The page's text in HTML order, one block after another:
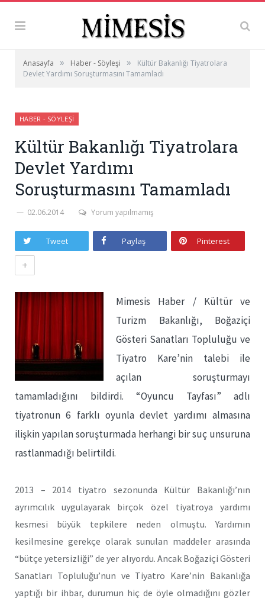
Anasayfa » Haber - Söyleşi »
Kültür Bakanlığı Tiyatrolara
Devlet Yardımı Soruşturmasını Tamamladı
HABER - SÖYLEŞI
Kültür Bakanlığı Tiyatrolara
Devlet Yardımı
Soruşturmasını Tamamladı
02.06.2014 Yorum yapılmamış
Tweet Paylaş Pinterest
+
Mimesis Haber / Kültür ve
Turizm Bakanlığı, Boğaziçi
Gösteri Sanatları Topluluğu ve
Tiyatro Kare’nin talebi ile
açılan soruşturmayı
tamamladığını bildirdi. “Oyuncu Tayfası” adlı
tiyatronun 6 farklı oyunla devlet yardımı almasına
ilişkin yapılan soruşturmada herhangi bir suç unsuruna
rastlanmadığı belirtildi.
2013 – 2014 tiyatro sezonunda Kültür Bakanlığı’nın
ayrımcılık uygulayarak birçok özel tiyatroya yardımı
kesmesi büyük tepkilere neden olmuştu. Yardımın
kesilmesine gerekçe olarak sunulan maddeler arasında
“bütçe yetersizliği” de yer alıyordu. Ancak Boğaziçi Gösteri
Sanatları Topluluğu’nun ve Tiyatro Kare’nin Bakanlığa
yaptığı bir ihbar, durumun hiç de öyle olmadığını gözler